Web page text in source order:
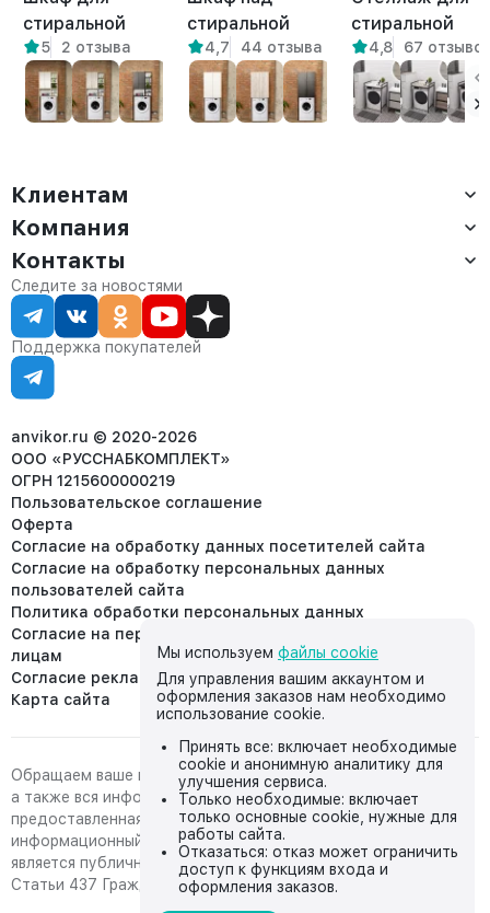
стиральной
машины Креус
амаретто
5 2 отзыва
стиральной
машиной
напольный Гата
амаретто
4,7 44 отзыва
стиральной
сушильной
машин Шексна
белый/
амаретто
4,8 67
Клиентам
Доставка
Оплата
Сервис
Статус заказа
Статьи
Компания
О компании
Контакты
Партнёрам
Контакты
Отдел продаж:
8 (800) 234-22-62
corp@anvikor.ru
Ежедневно, с 7:00-19:00 (МСК)
Отдел рекламации:
8 (953) 455-25-61
Следите за новостями
Поддержка покупателей
anvikor.ru © 2020-2026
ООО «РУССНАБКОМПЛЕКТ»
ОГРН 1215600000219
Пользовательское соглашение
Оферта
Согласие на обработку данных посетителей сайта
Согласие на обработку персональных данных
пользователей сайта
Политика обработки персональных данных
Согласие на передачу персональных данных третьим
лицам
Согласие реклама
Карта сайта
Обращаем ваше внимание на то, что данный интернет-сайт,
а также вся информация о товарах и ценах,
предоставленная на нём, носит исключительно
информационный характер и ни при каких условиях не
является публичной офертой, определяемой положениями
Статьи 437 Гражданского кодекса Российской Федерации.
Мы используем файлы cookie
Для управления вашим аккаунтом и
оформления заказов нам необходимо
использование cookie.
Принять все: включает необходимые
cookie и анонимную аналитику для
улучшения сервиса.
Только необходимые: включает
только основные cookie, нужные для
работы сайта.
Отказаться: отказ может ограничить
доступ к функциям входа и
оформления заказов.